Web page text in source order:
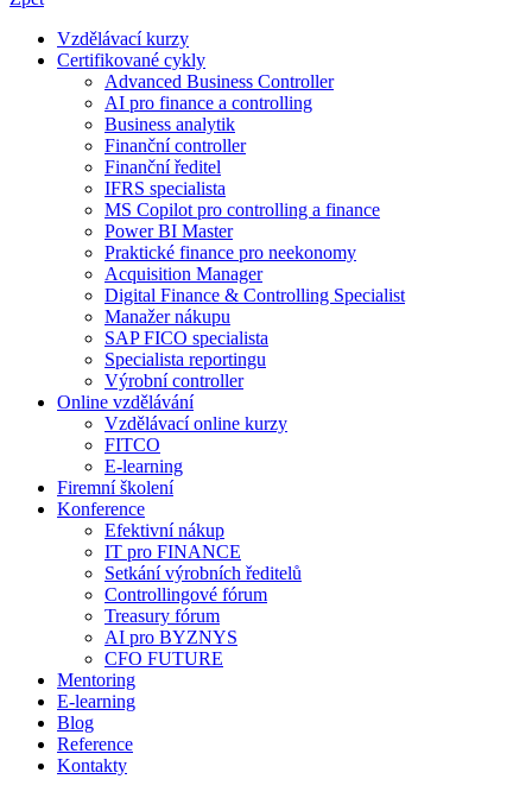
Vzdělávací kurzy
Certifikované cykly
Advanced Business Controller
AI pro finance a controlling
Business analytik
Finanční controller
Finanční ředitel
IFRS specialista
MS Copilot pro controlling a finance
Power BI Master
Praktické finance pro neekonomy
Acquisition Manager
Digital Finance & Controlling Specialist
Manažer nákupu
SAP FICO specialista
Specialista reportingu
Výrobní controller
Online vzdělávání
Vzdělávací online kurzy
FITCO
E-learning
Firemní školení
Konference
Efektivní nákup
IT pro FINANCE
Setkání výrobních ředitelů
Controllingové fórum
Treasury fórum
AI pro BYZNYS
CFO FUTURE
Mentoring
E-learning
Blog
Reference
Kontakty